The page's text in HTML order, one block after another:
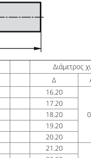
Διάμετρος
Δ
16.20
17.20
18.20
19.20
20.20
21.20